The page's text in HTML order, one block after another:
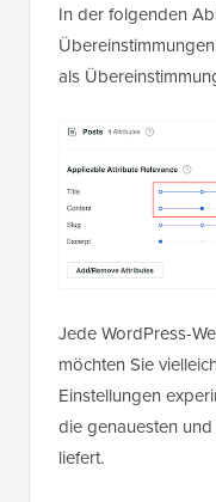
In der folgenden
als
Jede WordPress-
möchten Sie
Einstellungen
die genauesten
liefert.